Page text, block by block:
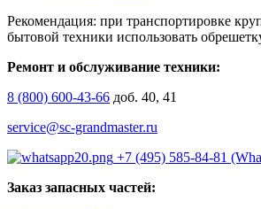
Рекомендация: при транспортировке
бытовой техники использовать
Ремонт и обслуживание техники:
8 (800) 600-43-66 доб. 40, 41
service@sc-grandmaster.ru
+7 (495) 585-84-81
Заказ запасных частей: